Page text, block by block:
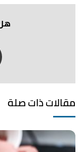
↑
"Telfast 180mg 30 Tablets"
,
3/2023. Edited.
Edited.
3/2023. Edited.
مقالات ذات صلة